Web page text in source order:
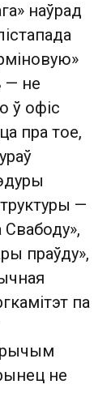
наўрад
— не
ў офіс
пра тое,
—
праўду»,
па
не